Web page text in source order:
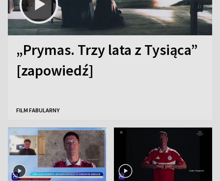
„Prymas. Trzy lata z Tysiąca”
[zapowiedź]
FILM FABULARNY